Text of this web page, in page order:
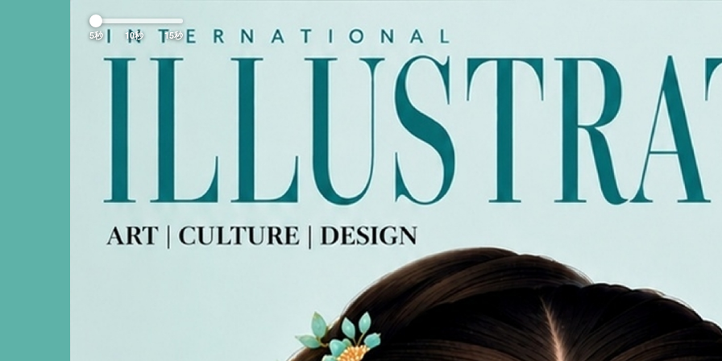
5秒 10秒 15秒